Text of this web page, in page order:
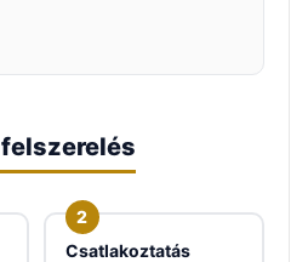
Csatlakoztatás